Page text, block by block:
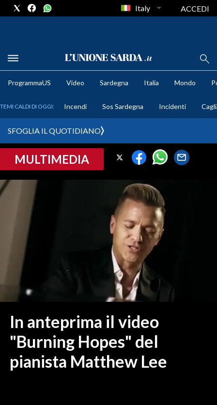
METEO
CRONACA SARDEGNA
ORISTANO E PROVINCIA
OGLIASTRA
ITALIA
MONDO
Italy ACCEDI
ProgrammaUS Video Sardegna Italia Mondo
TEMI CALDI DI OGGI: Incendi Sos Sardegna Incidenti
SFOGLIA IL QUOTIDIANO
MULTIMEDIA
In anteprima il video
"Burning Hopes" del
pianista Matthew Lee